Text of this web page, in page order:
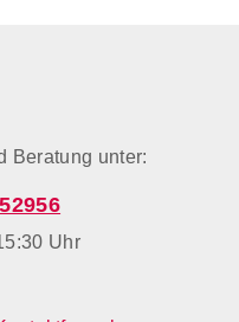
Beratung unter:
Uhr